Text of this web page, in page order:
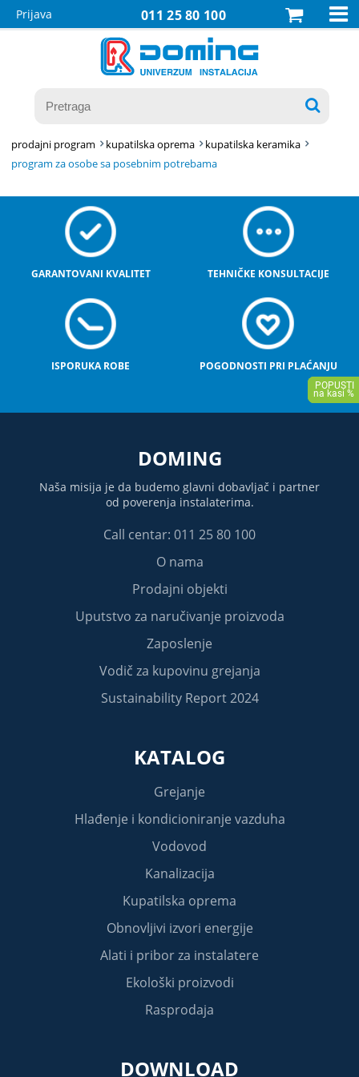
011 25 80 100
Prijava 

prodajni program kupatilska oprema
kupatilska keramika
program za osobe sa posebnim potrebama
GARANTOVANI KVALITET TEHNIČKE KONSULTACIJE
ISPORUKA ROBE POGODNOSTI PRI PLAĆANJU
DOMING
Naša misija je da budemo glavni dobavljač i partner
od poverenja instalaterima.
Call centar: 011 25 80 100
O nama
Prodajni objekti
Uputstvo za naručivanje proizvoda
Zaposlenje
Vodič za kupovinu grejanja
Sustainability Report 2024
KATALOG
Grejanje
Hlađenje i kondicioniranje vazduha
Vodovod
Kanalizacija
Kupatilska oprema
Obnovljivi izvori energije
Alati i pribor za instalatere
Ekološki proizvodi
Rasprodaja
DOWNLOAD